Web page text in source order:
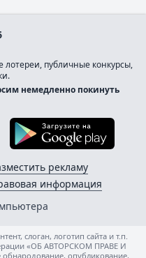
публичные конкурсы,
немедленно покинуть
в App Store
рекламу
информация
слоган, логотип сайта и т.п.
«ОБ АВТОРСКОМ ПРАВЕ И
опубликование,